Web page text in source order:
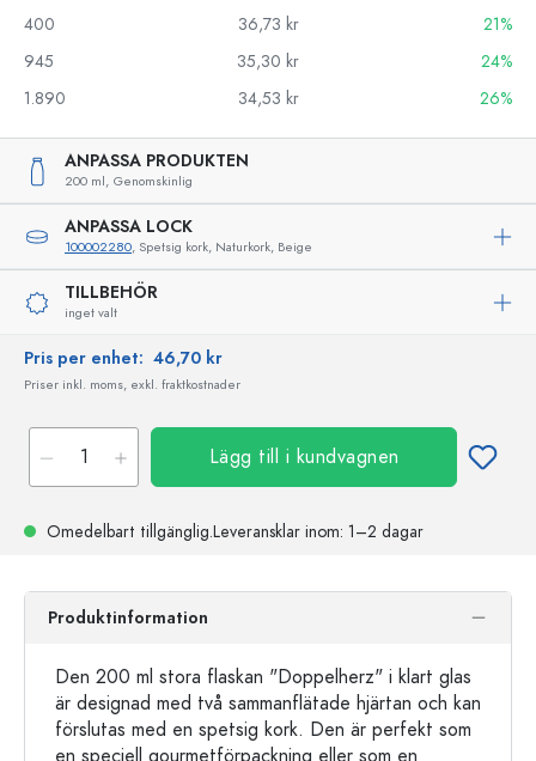
400
36,73 kr
21%
945
35,30 kr
24%
1.890
34,53 kr 26%
ANPASSA PRODUKTEN
200 ml, Genomskinlig
ANPASSA LOCK
100002280, Spetsig kork, Naturkork, Beige
TILLBEHÖR
inget valt
Pris per enhet: 46,70 kr
Priser inkl. moms, exkl. fraktkostnader
Lägg till i kundvagnen
Omedelbart tillgänglig.Leveransklar inom: 1–2 dagar
Produktinformation
Den 200 ml stora flaskan "Doppelherz" i klart glas
är designad med två sammanflätade hjärtan och kan
förslutas med en spetsig kork. Den är perfekt som